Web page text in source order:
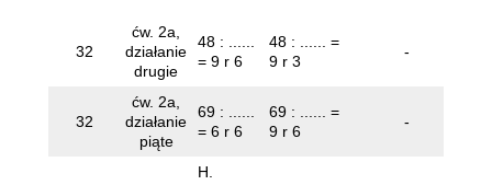
32
ćw. 2a,
działanie
drugie
48 : ......
= 9 r 6
48 : ...... =
9 r 3
-
32
ćw. 2a,
działanie
piąte
69 : ......
= 6 r 6
69 : ...... =
9 r 6
-
H.